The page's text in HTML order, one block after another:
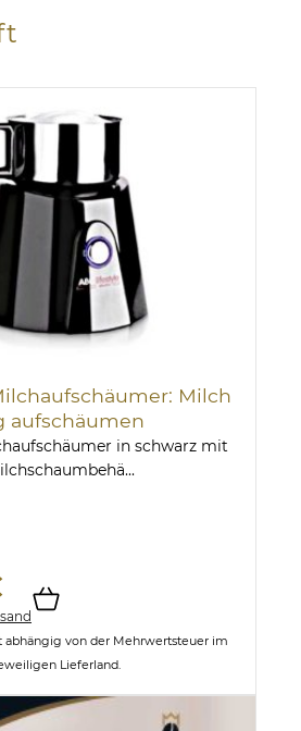
Milch
aufschäumen
in schwarz mit
abhängig von der Mehrwertsteuer im
Lieferland.